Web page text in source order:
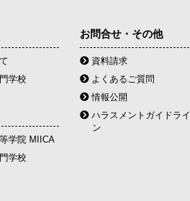
学校
学院 MIICA
学校
お問合せ・その他
資料請求
よくあるご質問
情報公開
ハラスメントガイドライ
ン